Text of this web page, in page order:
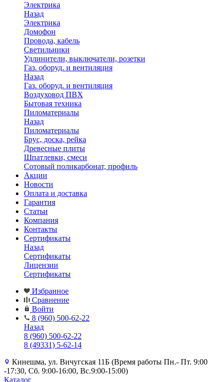
Электрика
Назад
Электрика
Домофон
Провода, кабель
Светильники
Удлинители, выключатели, розетки
Газ. оборуд. и вентиляция
Назад
Газ. оборуд. и вентиляция
Воздуховод ПВХ
Бытовая техника
Пиломатериалы
Назад
Пиломатериалы
Брус, доска, рейка
Древесные плиты
Шпатлевки, смеси
Сотовый поликарбонат, профиль
Акции
Новости
Оплата и доставка
Гарантия
Статьи
Компания
Контакты
Сертификаты
Назад
Сертификаты
Лицензии
Сертификаты
Избранное
Сравнение
Войти
8 (960) 500-62-22
Назад
8 (960) 500-62-22
8 (49331) 5-62-14
Кинешма, ул. Вичугская 11Б (Время работы Пн.- Пт. 9:00
-17:30, Сб. 9:00-16:00, Вс.9:00-15:00)
Каталог